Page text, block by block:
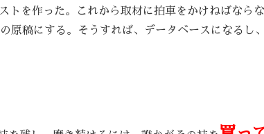
を作った。これから取材に拍車をかけねばならな
原稿にする。そうすれば、データベースになるし